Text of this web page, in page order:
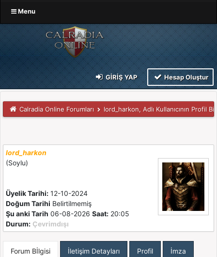
Menu
GIRIŞ YAP Hesap Oluştur
Calradia Online Forumları lord_harkon, Adlı Kullanıcının Profil
lord_harkon
(Soylu)
Üyelik Tarihi: 12-10-2024
Doğum Tarihi Belirtilmemiş
Şu anki Tarih 06-08-2026 Saat: 20:05
Durum: Çevrimdışı
Forum Bİlgisi İletişim Detayları Profil İmza